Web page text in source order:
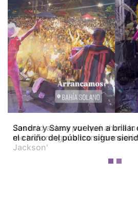
Josenid aclara por qué ahora
me hice ninguna
Jackson'
Previous